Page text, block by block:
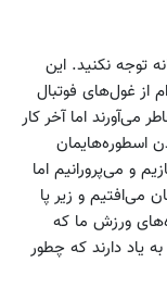
توجه نکنید. این
از غول‌های فوتبال
می‌آورند اما آخر کار
اسطوره‌هایمان
و می‌پرورانیم اما
می‌افتیم و زیر پا
ورزش ما که
دارند که چطور